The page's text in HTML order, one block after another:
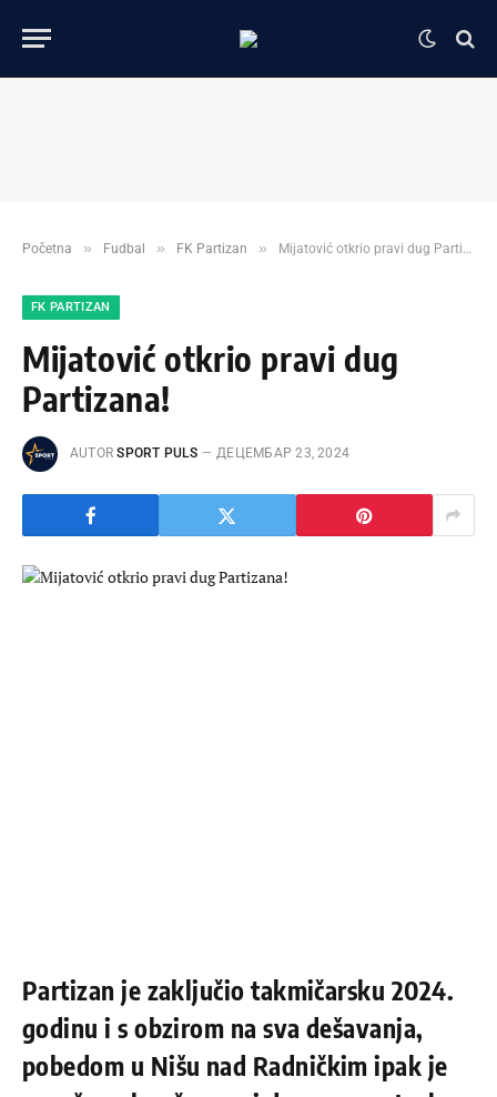
Početna » Fudbal » FK Partizan » Mijatović otkrio pravi dug Partizana!
FK PARTIZAN
Mijatović otkrio pravi dug
Partizana!
AUTOR SPORT PULS ДЕЦЕМБАР 23, 2024
Partizan je zaključio takmičarsku 2024.
godinu i s obzirom na sva dešavanja,
pobedom u Nišu nad Radničkim ipak je